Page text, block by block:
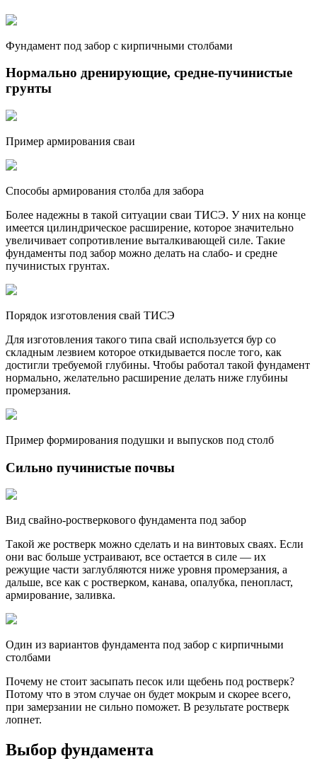
Фундамент под забор с кирпичными столбами
Нормально дренирующие, средне-пучинистые
грунты
Пример армирования сваи
Способы армирования столба для забора
Более надежны в такой ситуации сваи ТИСЭ. У них на конце
имеется цилиндрическое расширение, которое значительно
увеличивает сопротивление выталкивающей силе. Такие
фундаменты под забор можно делать на слабо- и средне
пучинистых грунтах.
Порядок изготовления свай ТИСЭ
Для изготовления такого типа свай используется бур со
складным лезвием которое откидывается после того, как
достигли требуемой глубины. Чтобы работал такой фундамент
нормально, желательно расширение делать ниже глубины
промерзания.
Пример формирования подушки и выпусков под столб
Сильно пучинистые почвы
Вид свайно-ростверкового фундамента под забор
Такой же ростверк можно сделать и на винтовых сваях. Если
они вас больше устраивают, все остается в силе — их
режущие части заглубляются ниже уровня промерзания, а
дальше, все как с ростверком, канава, опалубка, пенопласт,
армирование, заливка.
Один из вариантов фундамента под забор с кирпичными
столбами
Почему не стоит засыпать песок или щебень под ростверк?
Потому что в этом случае он будет мокрым и скорее всего,
при замерзании не сильно поможет. В результате ростверк
лопнет.
Выбор фундамента